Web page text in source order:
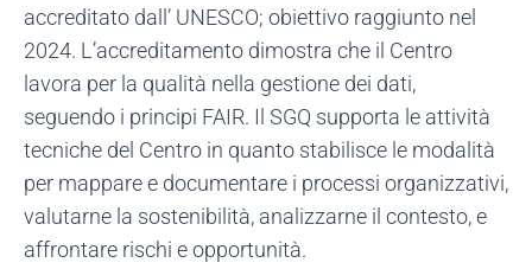
accreditato dall’ UNESCO; obiettivo raggiunto nel
2024. L’accreditamento dimostra che il Centro
lavora per la qualità nella gestione dei dati,
seguendo i principi FAIR. Il SGQ supporta le attività
tecniche del Centro in quanto stabilisce le modalità
per mappare e documentare i processi organizzativi,
valutarne la sostenibilità, analizzarne il contesto, e
affrontare rischi e opportunità.